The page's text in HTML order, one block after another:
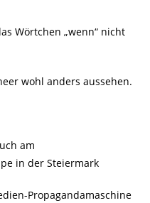
Wörtchen „wenn“ nicht
wohl anders aussehen.
am
in der Steiermark
Propagandamaschine